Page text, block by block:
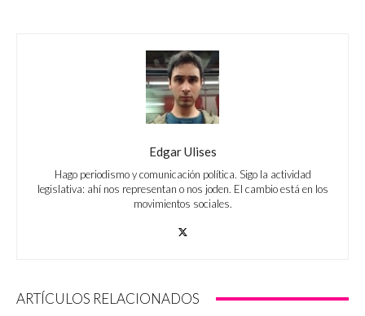
Edgar Ulises
Hago periodismo y comunicación política. Sigo la actividad
legislativa: ahí nos representan o nos joden. El cambio está en los
movimientos sociales.
ARTÍCULOS RELACIONADOS